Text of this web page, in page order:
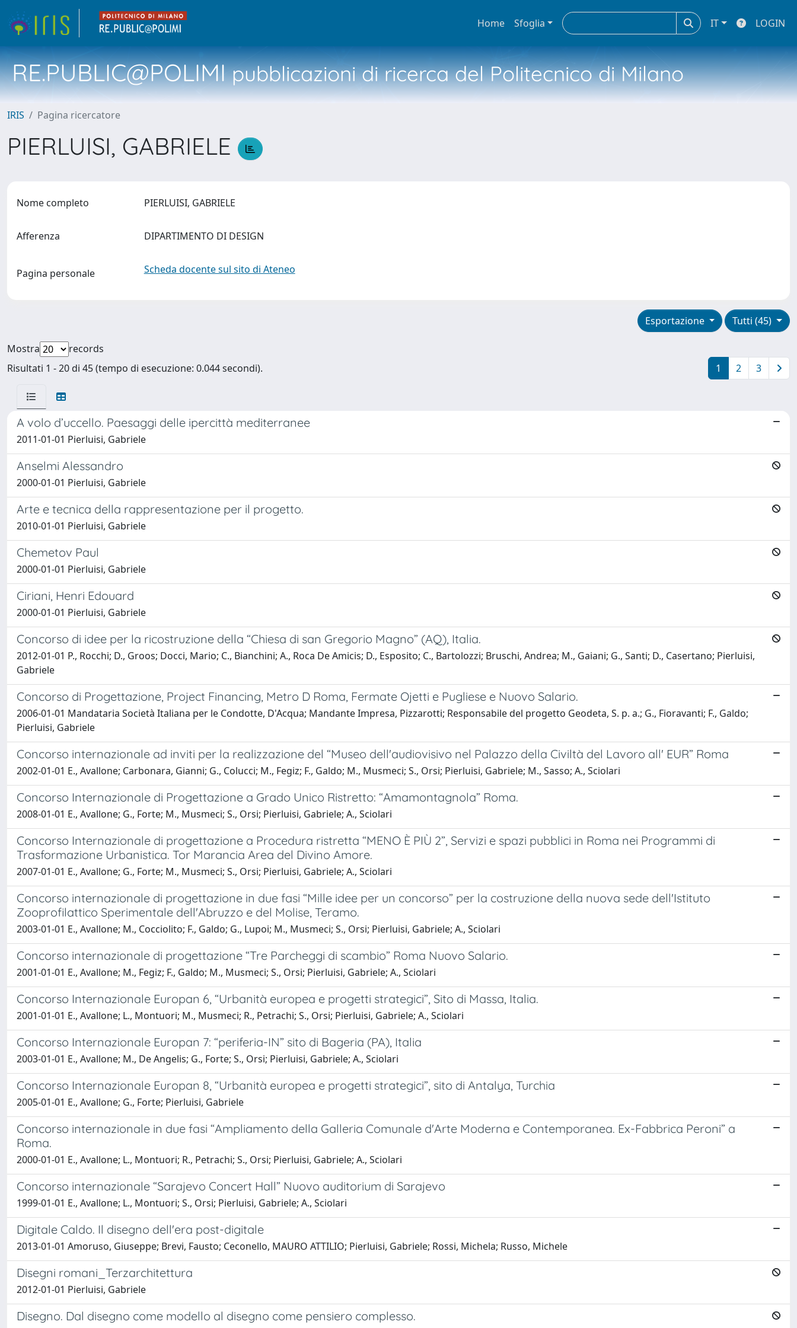
Home Sfoglia IT LOGIN
RE.PUBLIC@POLIMIpubblicazioni di ricerca del Politecnico di Milano
IRIS Pagina ricercatore
PIERLUISI, GABRIELE
Nome completo PIERLUISI, GABRIELE
Afferenza DIPARTIMENTO DI DESIGN
Pagina personale Scheda docente sul sito di Ateneo
Tutti (45)
Esportazione
Mostra
records
Risultati 1 - 20 di 45 (tempo di esecuzione: 0.044 secondi).
1 2 3
A volo d’uccello. Paesaggi delle ipercittà mediterranee
2011-01-01 Pierluisi, Gabriele
Anselmi Alessandro
2000-01-01 Pierluisi, Gabriele
Arte e tecnica della rappresentazione per il progetto.
2010-01-01 Pierluisi, Gabriele
Chemetov Paul
2000-01-01 Pierluisi, Gabriele
Ciriani, Henri Edouard
2000-01-01 Pierluisi, Gabriele
Concorso di idee per la ricostruzione della “Chiesa di san Gregorio Magno” (AQ), Italia.
2012-01-01 P., Rocchi; D., Groos; Docci, Mario; C., Bianchini; A., Roca De Amicis; D., Esposito; C., Bartolozzi; Bruschi, Andrea; M., Gaiani; G., Santi; D., Casertano; Pierluisi,
Gabriele
Concorso di Progettazione, Project Financing, Metro D Roma, Fermate Ojetti e Pugliese e Nuovo Salario.
2006-01-01 Mandataria Società Italiana per le Condotte, D'Acqua; Mandante Impresa, Pizzarotti; Responsabile del progetto Geodeta, S. p. a.; G., Fioravanti; F., Galdo;
Pierluisi, Gabriele
Concorso internazionale ad inviti per la realizzazione del “Museo dell'audiovisivo nel Palazzo della Civiltà del Lavoro all' EUR” Roma
2002-01-01 E., Avallone; Carbonara, Gianni; G., Colucci; M., Fegiz; F., Galdo; M., Musmeci; S., Orsi; Pierluisi, Gabriele; M., Sasso; A., Sciolari
Concorso Internazionale di Progettazione a Grado Unico Ristretto: “Amamontagnola” Roma.
2008-01-01 E., Avallone; G., Forte; M., Musmeci; S., Orsi; Pierluisi, Gabriele; A., Sciolari
Concorso Internazionale di progettazione a Procedura ristretta “MENO È PIÙ 2”, Servizi e spazi pubblici in Roma nei Programmi di
Trasformazione Urbanistica. Tor Marancia Area del Divino Amore.
2007-01-01 E., Avallone; G., Forte; M., Musmeci; S., Orsi; Pierluisi, Gabriele; A., Sciolari
Concorso internazionale di progettazione in due fasi “Mille idee per un concorso” per la costruzione della nuova sede dell'Istituto
Zooprofilattico Sperimentale dell'Abruzzo e del Molise, Teramo.
2003-01-01 E., Avallone; M., Cocciolito; F., Galdo; G., Lupoi; M., Musmeci; S., Orsi; Pierluisi, Gabriele; A., Sciolari
Concorso internazionale di progettazione “Tre Parcheggi di scambio” Roma Nuovo Salario.
2001-01-01 E., Avallone; M., Fegiz; F., Galdo; M., Musmeci; S., Orsi; Pierluisi, Gabriele; A., Sciolari
Concorso Internazionale Europan 6, “Urbanità europea e progetti strategici”, Sito di Massa, Italia.
2001-01-01 E., Avallone; L., Montuori; M., Musmeci; R., Petrachi; S., Orsi; Pierluisi, Gabriele; A., Sciolari
Concorso Internazionale Europan 7: “periferia-IN” sito di Bageria (PA), Italia
2003-01-01 E., Avallone; M., De Angelis; G., Forte; S., Orsi; Pierluisi, Gabriele; A., Sciolari
Concorso Internazionale Europan 8, “Urbanità europea e progetti strategici”, sito di Antalya, Turchia
2005-01-01 E., Avallone; G., Forte; Pierluisi, Gabriele
Concorso internazionale in due fasi “Ampliamento della Galleria Comunale d'Arte Moderna e Contemporanea. Ex-Fabbrica Peroni” a
Roma.
2000-01-01 E., Avallone; L., Montuori; R., Petrachi; S., Orsi; Pierluisi, Gabriele; A., Sciolari
Concorso internazionale “Sarajevo Concert Hall” Nuovo auditorium di Sarajevo
1999-01-01 E., Avallone; L., Montuori; S., Orsi; Pierluisi, Gabriele; A., Sciolari
Digitale Caldo. Il disegno dell'era post-digitale
2013-01-01 Amoruso, Giuseppe; Brevi, Fausto; Ceconello, MAURO ATTILIO; Pierluisi, Gabriele; Rossi, Michela; Russo, Michele
Disegni romani_Terzarchitettura
2012-01-01 Pierluisi, Gabriele
Disegno. Dal disegno come modello al disegno come pensiero complesso.